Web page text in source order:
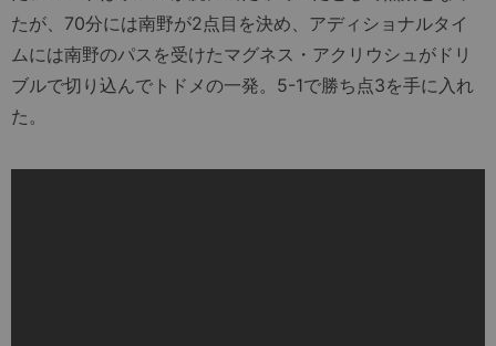
たが、70分には南野が2点目を決め、アディショナルタイ
ムには南野のパスを受けたマグネス・アクリウシュがドリ
ブルで切り込んでトドメの一発。5-1で勝ち点3を手に入れ
た。